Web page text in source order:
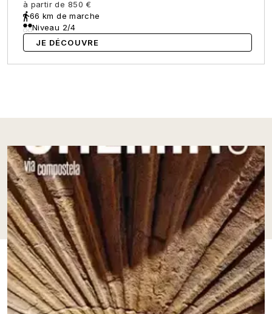
à partir de 850 €
66 km de marche
Niveau 2/4
JE DÉCOUVRE